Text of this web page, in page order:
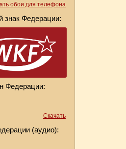
обои для телефона
знак Федерации:
Федерации:
Скачать
(аудио):